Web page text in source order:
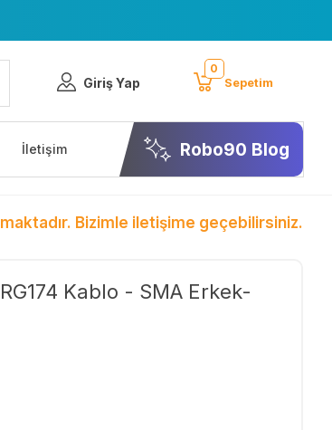
Giriş Yap
0
Sepetim
İletişim Robo90 Blog
Bizimle iletişime geçebilirsiniz.
Kablo - SMA Erkek-